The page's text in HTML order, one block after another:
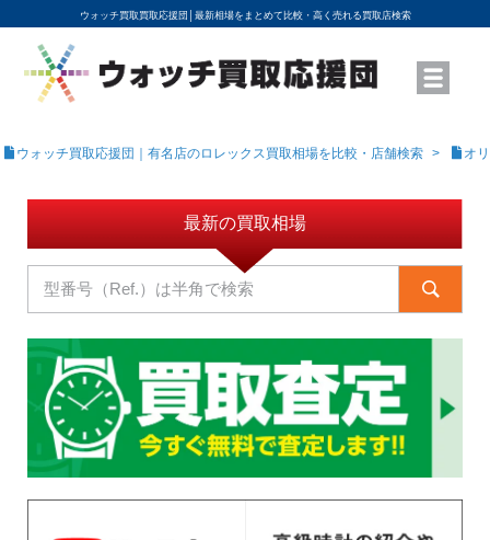
ウォッチ買取買取応援団│ 最新相場をまとめて比較・高く売れる買取店検索
YouTubeで動画を公開中
ROLEXモデル名から買取相場を調べる
高級時計ブランド名から買取相場を調べる
地域から買取店を探す
店舗名から買取店を探す
ブランド時計を高く売る方法
買取査定を依頼する
ウォッチ買取応援団｜有名店のロレックス買取相場を比較・店舗検索 オ
最新の買取相場